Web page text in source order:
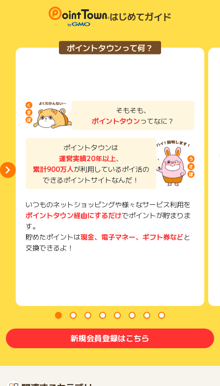
て一度でも同サービス・お買い物を利用されたことがある場合
ご利用前には、Cookieの削除をおこなっていただくことを推奨
サービス・お買い物利用時にお電話など2つ以上の申し込み方
法がある場合、必ずサイト上のWEBフォームからお申し込みく
了などのメールは、ポイント獲得するまで必ず保管してくださ
獲得待ち・獲得失敗の状態でお問い合わせされる際に、該当の
メールを送っていただく場合がございます。
そのため、紛失・破棄された場合は対応いたしかねますので、
ご注意ください。
(※) SafariやChromeなどwebサイトを表示するアプリのこと
条件を達成しているかどうかは各広告主ではなく、代理店が行
っているため、広告主はポイントに関する詳細を把握しており
そのため、ポイントタウンのポイントに関するお問い合わせを
広告主様に直接行わないようお願いいたします。
はじめてガイド
ポイントタウンって何？
そもそも、
ポイントタウンってなに？
ポイントタウンは
運営実績20年以上、
累計900万人が利用しているポイ活の
できるポイントサイトなんだ！
いつものネットショッピングや様々なサービス利用を
ポイントタウン経由にするだけでポイントが貯まりま
す。
貯めたポイントは現金、電子マネー、ギフト券などと
交換できるよ！
新規会員登録はこちら